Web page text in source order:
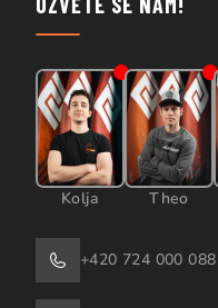
Kolja Theo
+420 724 000 088